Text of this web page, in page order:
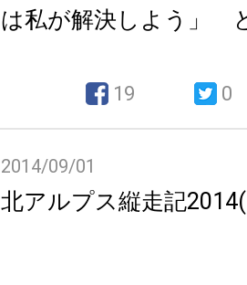
は私が解決しよう」
19 0
2014/09/01
北アルプス縦走記